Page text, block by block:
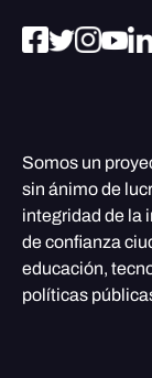
Somos un
sin ánimo de
integridad de la
de confianza
educación,
políticas